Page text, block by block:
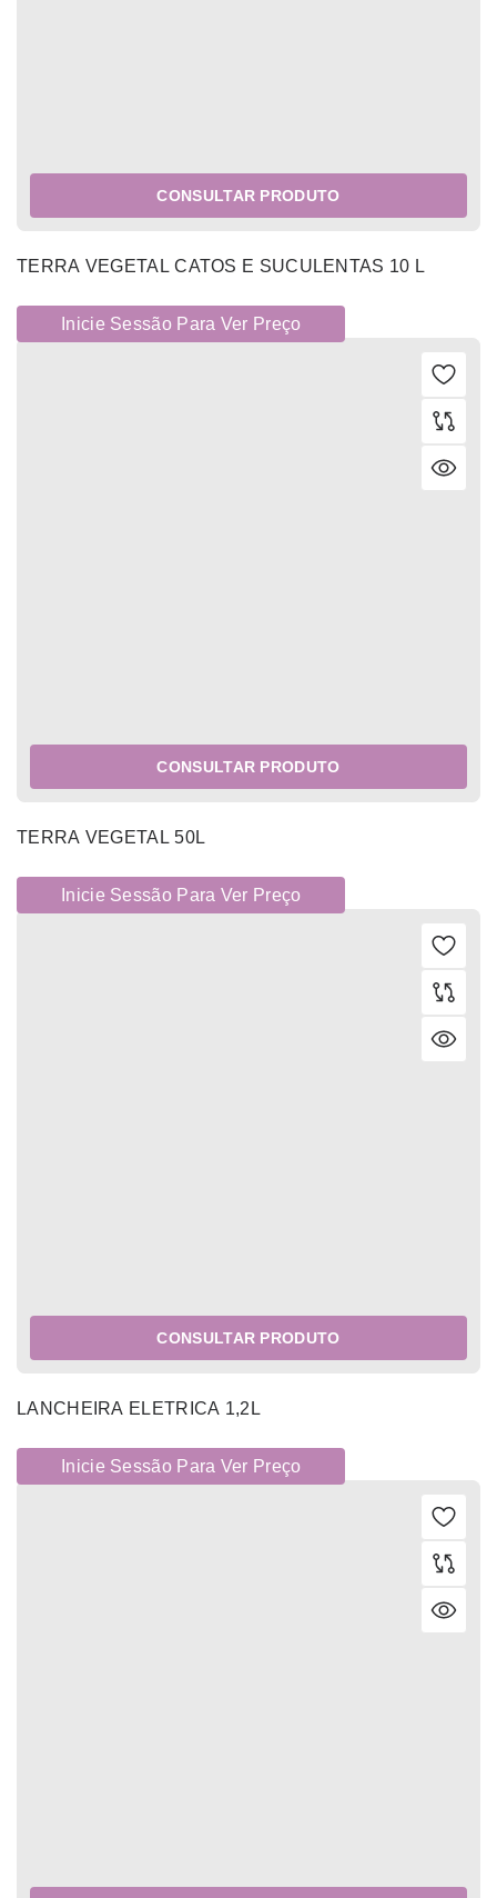
CONSULTAR PRODUTO
TERRA VEGETAL CATOS E SUCULENTAS 10 L
Inicie Sessão Para Ver Preço
CONSULTAR PRODUTO
TERRA VEGETAL 50L
Inicie Sessão Para Ver Preço
CONSULTAR PRODUTO
LANCHEIRA ELETRICA 1,2L
Inicie Sessão Para Ver Preço